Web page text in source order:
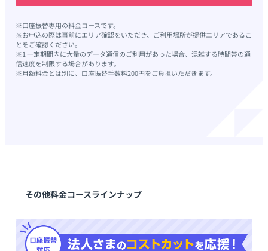
※口座振替専用の料金コースです。
※お申込の際は事前にエリア確認をいただき、ご利用場所が提供エリアであるこ
とをご確認ください。
※1 一定期間内に大量のデータ通信のご利用があった場合、混雑する時間帯の通
信速度を制限する場合があります。
※月額料金とは別に、口座振替手数料200円をご負担いただきます。
その他料金コースラインナップ